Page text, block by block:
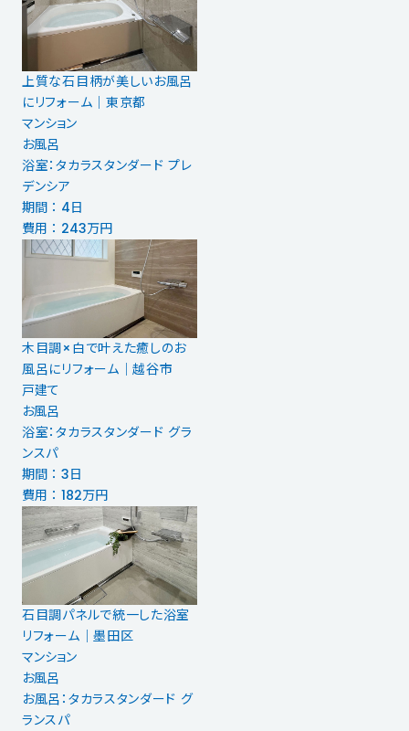
上質な石目柄が美しいお風呂
にリフォーム｜東京都
マンション
お風呂
浴室：タカラスタンダード プレ
デンシア
期間 ： 4日
費用 ： 243万円
木目調×白で叶えた癒しのお
風呂にリフォーム｜越谷市
戸建て
お風呂
浴室：タカラスタンダード グラ
ンスパ
期間 ： 3日
費用 ： 182万円
石目調パネルで統一した浴室
リフォーム｜墨田区
マンション
お風呂
お風呂：タカラスタンダード グ
ランスパ